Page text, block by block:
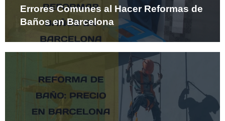
Errores Comunes al Hacer Reformas de
Baños en Barcelona